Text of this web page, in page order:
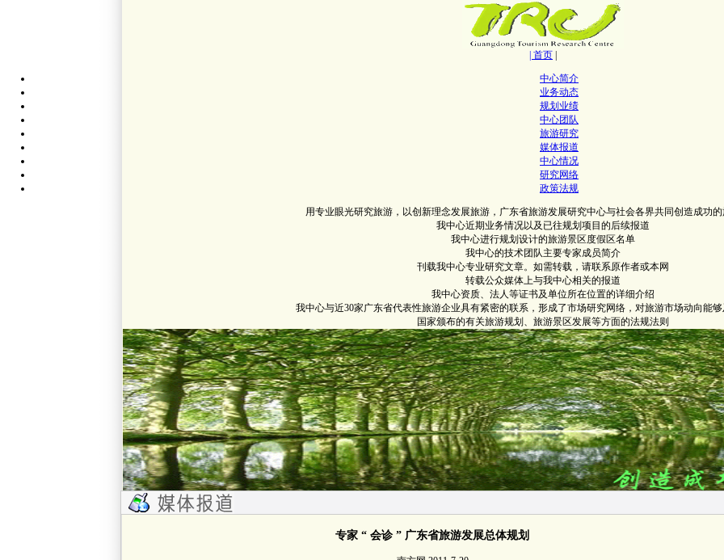
| 首页
中心简介
业务动态
规划业绩
中心团队
旅游研究
媒体报道
中心情况
研究网络
政策法规
用专业眼光研究旅游，以创新理念发展旅游，广东省旅游发展研究中心与社会各界共同创造成功
我中心近期业务情况以及已往规划项目的后续报道
我中心进行规划设计的旅游景区度假区名单
我中心的技术团队主要专家成员简介
刊载我中心专业研究文章。如需转载，请联系原作者或本网
转载公众媒体上与我中心相关的报道
我中心资质、法人等证书及单位所在位置的详细介绍
我中心与近30家广东省代表性旅游企业具有紧密的联系，形成了市场研究网络，对旅游市场动向能
国家颁布的有关旅游规划、旅游景区发展等方面的法规法则
专家 “ 会诊 ” 广东省旅游发展总体规划